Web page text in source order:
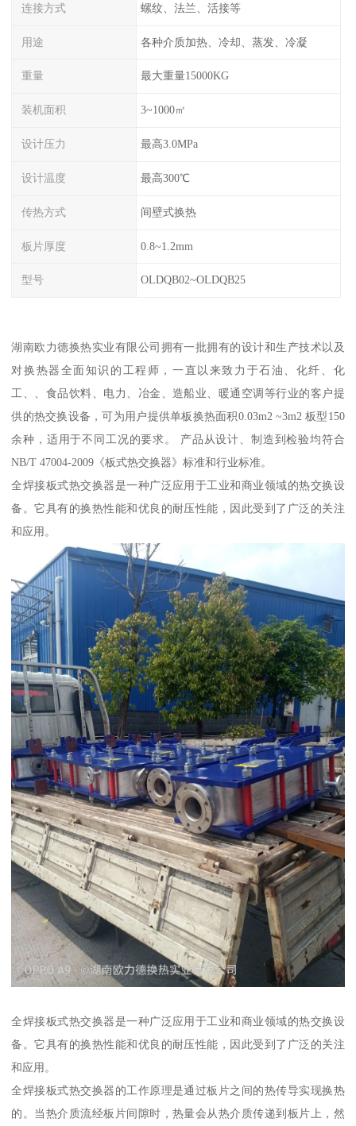
连接方式 螺纹、法兰、活接等
用途 各种介质加热、冷却、蒸发、冷凝
重量 最大重量15000KG
装机面积 3~1000㎡
设计压力 最高3.0MPa
设计温度 最高300℃
传热方式 间壁式换热
板片厚度 0.8~1.2mm
型号 OLDQB02~OLDQB25
湖南欧力德换热实业有限公司拥有一批拥有的设计和生产技术以及
对换热器全面知识的工程师，一直以来致力于石油、化纤、化
工、、食品饮料、电力、冶金、造船业、暖通空调等行业的客户提
供的热交换设备，可为用户提供单板换热面积0.03m2 ~3m2 板型150
余种，适用于不同工况的要求。 产品从设计、制造到检验均符合
NB/T 47004-2009《板式热交换器》标准和行业标准。
全焊接板式热交换器是一种广泛应用于工业和商业领域的热交换设
备。它具有的换热性能和优良的耐压性能，因此受到了广泛的关注
和应用。
全焊接板式热交换器是一种广泛应用于工业和商业领域的热交换设
备。它具有的换热性能和优良的耐压性能，因此受到了广泛的关注
和应用。
全焊接板式热交换器的工作原理是通过板片之间的热传导实现换热
的。当热介质流经板片间隙时，热量会从热介质传递到板片上，然